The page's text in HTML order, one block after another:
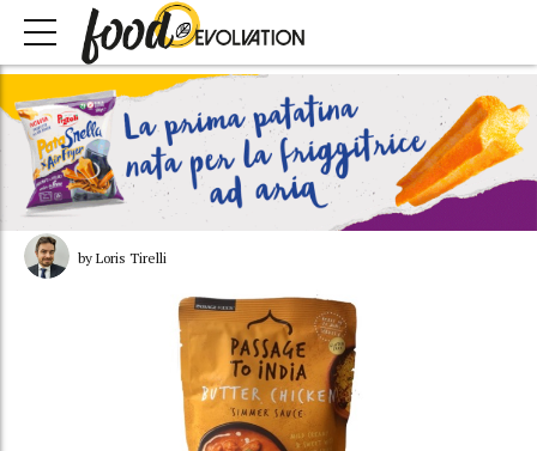
by Loris Tirelli